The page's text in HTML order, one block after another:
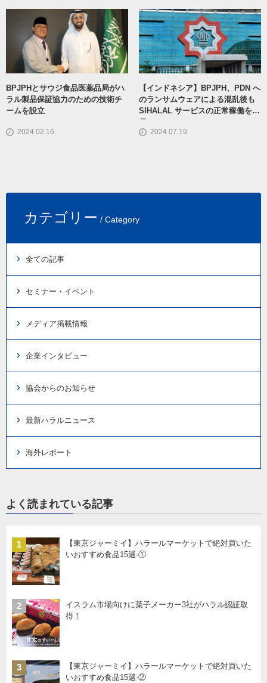
BPJPHとサウジ食品医薬品局がハ
ラル製品保証協力のための技術チ
ームを設立
2024.02.16
【インドネシア】BPJPH、PDN へ
のランサムウェアによる混乱後も
SIHALAL サービスの正常稼働を確
保
2024.07.19
カテゴリー / Category
全ての記事
セミナー・イベント
メディア掲載情報
企業インタビュー
協会からのお知らせ
最新ハラルニュース
海外レポート
よく読まれている記事
1
【東京ジャーミイ】ハラールマーケットで絶対買いた
いおすすめ食品15選-①
2
イスラム市場向けに菓子メーカー3社がハラル認証取
得！
3
【東京ジャーミイ】ハラールマーケットで絶対買いた
いおすすめ食品15選-②